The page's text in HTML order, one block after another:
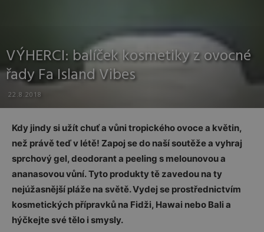
VÝHERCI: balíček kosmetiky z ovocné
řady Fa Island Vibes
22.8.2018
Kdy jindy si užít chuť a vůni tropického ovoce a květin,
než právě teď v létě! Zapoj se do naší soutěže a vyhraj
sprchový gel, deodorant a peeling s melounovou a
ananasovou vůní. Tyto produkty tě zavedou na ty
nejúžasnější pláže na světě. Vydej se prostřednictvím
kosmetických přípravků na Fidži, Hawai nebo Bali a
hýčkejte své tělo i smysly.